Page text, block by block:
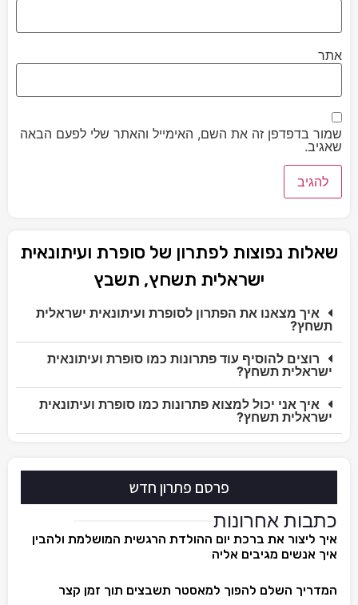
אתר
שמור בדפדפן זה את השם, האימייל והאתר שלי לפעם הבאה
שאגיב.
שאלות נפוצות לפתרון של סופרת ועיתונאית
ישראלית תשחץ, תשבץ
איך מצאנו את הפתרון לסופרת ועיתונאית ישראלית
תשחץ?
רוצים להוסיף עוד פתרונות כמו סופרת ועיתונאית
ישראלית תשחץ?
איך אני יכול למצוא פתרונות כמו סופרת ועיתונאית
ישראלית תשחץ?
פרסם פתרון חדש
כתבות אחרונות
איך ליצור את ברכת יום ההולדת הרגשית המושלמת ולהבין
איך אנשים מגיבים אליה
המדריך השלם להפוך למאסטר תשבצים תוך זמן קצר